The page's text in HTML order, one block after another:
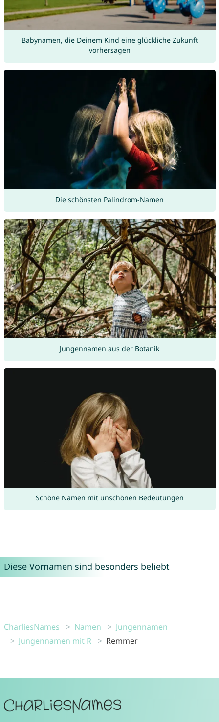
Babynamen, die Deinem Kind eine glückliche Zukunft
vorhersagen
Die schönsten Palindrom-Namen
Jungennamen aus der Botanik
Schöne Namen mit unschönen Bedeutungen
Diese Vornamen sind besonders beliebt
CharliesNames Namen
Jungennamen
Jungennamen mit R
Remmer